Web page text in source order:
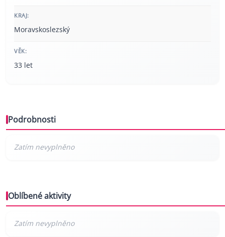
KRAJ:
Moravskoslezský
VĚK:
33 let
Podrobnosti
Oblíbené aktivity